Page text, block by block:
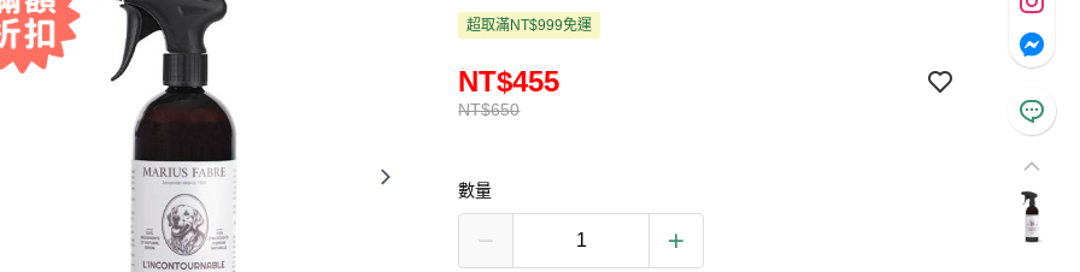
超取滿NT$999免運
NT$650
NT$455
數量